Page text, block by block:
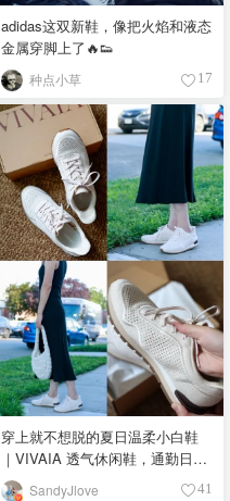
adidas这双新鞋，像把火焰和液态
金属穿脚上了🔥👟
种点小草 17
穿上就不想脱的夏日温柔小白鞋
｜VIVAIA 透气休闲鞋，通勤日常
都百搭！SandyJlove 41